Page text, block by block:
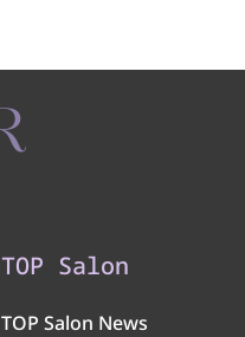
TOP Salon
TOP Salon News